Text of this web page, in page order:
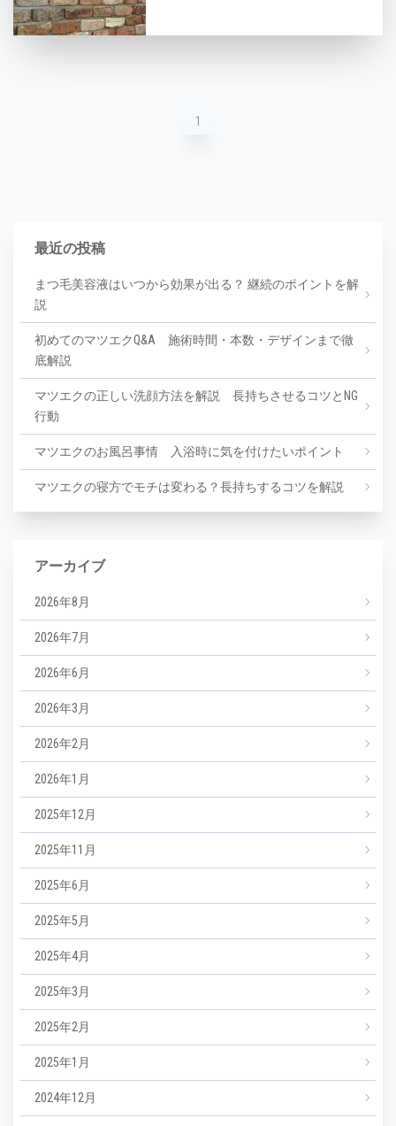
1
最近の投稿
まつ毛美容液はいつから効果が出る？ 継続のポイントを解
説
初めてのマツエクQ&A 施術時間・本数・デザインまで徹
底解説
マツエクの正しい洗顔方法を解説 長持ちさせるコツとNG
行動
マツエクのお風呂事情 入浴時に気を付けたいポイント
マツエクの寝方でモチは変わる？長持ちするコツを解説
アーカイブ
2026年8月
2026年7月
2026年6月
2026年3月
2026年2月
2026年1月
2025年12月
2025年11月
2025年6月
2025年5月
2025年4月
2025年3月
2025年2月
2025年1月
2024年12月